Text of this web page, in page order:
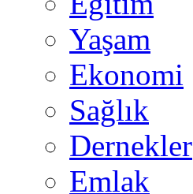
Yaşam
Ekonomi
Sağlık
Dernekler
Emlak